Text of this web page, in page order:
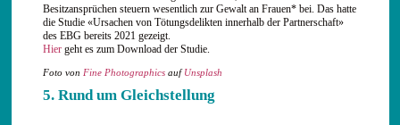
Besitzansprüchen steuern wesentlich zur Gewalt an Frauen* bei. Das hatte
die Studie «Ursachen von Tötungsdelikten innerhalb der Partnerschaft»
des EBG bereits 2021 gezeigt.
Hiergeht es zum Download der Studie.
Foto von Fine PhotographicsaufUnsplash
5. Rund um Gleichstellung